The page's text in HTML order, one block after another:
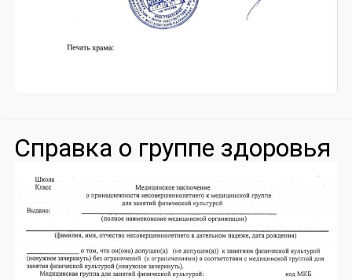
Справка о группе здоровья